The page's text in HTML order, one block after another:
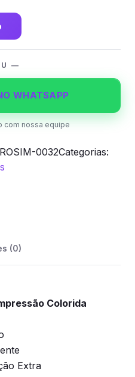
—
WHATSAPP
com nossa equipe
0032Categorias:
(0)
Colorida
Extra